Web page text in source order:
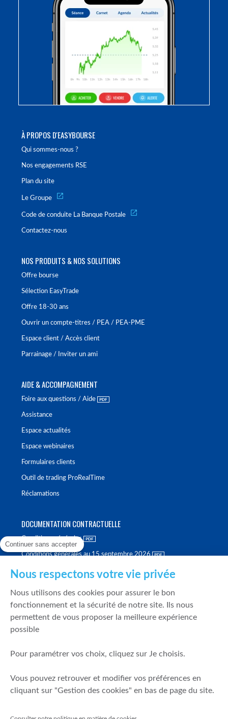
À PROPOS D'EASYBOURSE
Qui sommes-nous ?
Nos engagements RSE
Plan du site
Le Groupe
Code de conduite La Banque Postale
Contactez-nous
NOS PRODUITS & NOS SOLUTIONS
Offre bourse
Sélection EasyTrade
Offre 18-30 ans
Ouvrir un compte-titres / PEA / PEA-PME
Espace client / Accès client
Parrainage / Inviter un ami
AIDE & ACCOMPAGNEMENT
Foire aux questions / Aide
Assistance
Espace actualités
Espace webinaires
Formulaires clients
Outil de trading ProRealTime
Réclamations
DOCUMENTATION CONTRACTUELLE
Conditions générales
Conditions générales au 15 septembre 2026
Politique de meilleure sélection
Politique de durabilité
Fonds de garantie des dépôts et de résolution
Mentions légales
Prévention de la fraude
Continuer sans accepter
Nous respectons votre vie privée
Nous utilisons des cookies pour assurer le bon
fonctionnement et la sécurité de notre site. Ils nous
permettent de vous proposer la meilleure expérience
possible
Pour paramétrer vos choix, cliquez sur Je choisis.
Vous pouvez retrouver et modifier vos préférences en
cliquant sur "Gestion des cookies" en bas de page du site.